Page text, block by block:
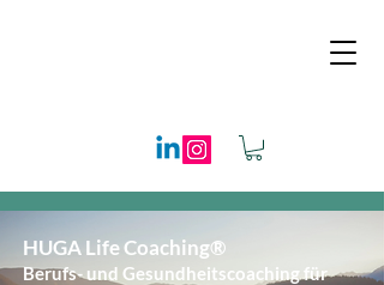
HUGA Life Coaching®
Berufs- und Gesundheitscoaching für